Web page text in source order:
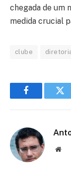
chegada de um
medida crucial
clube
Facebook